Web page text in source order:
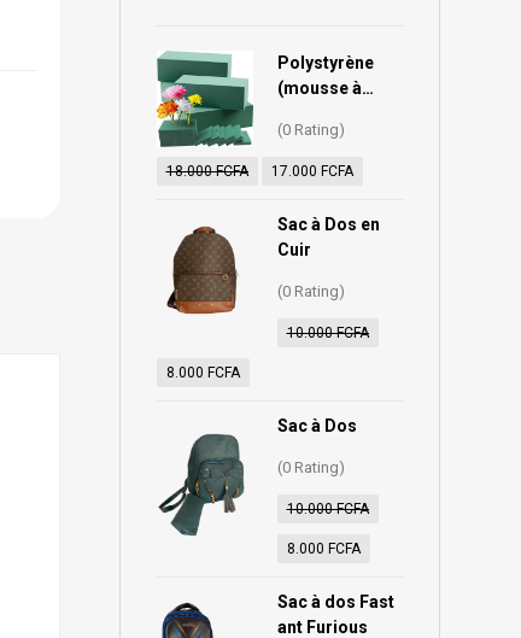
Polystyrène
(mousse à
(0 Rating)
18.000FCFA 17.000 FCFA
Sac à Dos en
Cuir
(0 Rating)
10.000FCFA
8.000 FCFA
Sac à Dos
(0 Rating)
10.000FCFA
8.000 FCFA
Sac à dos Fast
ant Furious